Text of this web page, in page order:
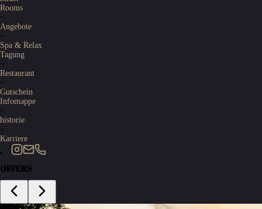
Rooms
~
Angebote
~
Spa & Relax
Tagung
~
Restaurant
~
Gutschein
Infomappe
~
historie
~
Karriere
OFFERS